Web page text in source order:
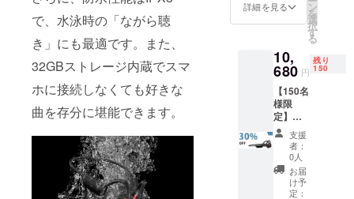
で、水泳時の「ながら聴
き」にも最適です。また、
32GBストレージ内蔵でスマ
ホに接続しなくても好きな
曲を存分に堪能できます。
興味あるお
客様は是非
HPをご覧く
ださい。
https://spher
etekjapan.ho
me.blog/
15,360
円（税
込） ※
料（日
本国内
限定）
内容
物：
「QAE
X10」
本体×1
充電
ケーブ
ル×1 日
本語取
詳細を見る ン
を
選
択
す
る
10,
680 円
残り
150
【150名
様限
定】超
超早割
30％OF
「QAE
X10」
×1 一般
支援
者：
0人
お届
け予
定：